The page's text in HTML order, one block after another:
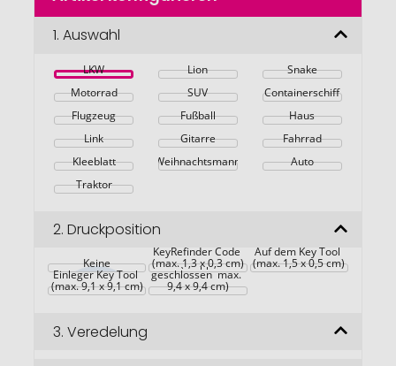
Bildgalerie
1. Auswahl
LKW Lion
Snake
Motorrad
SUV
Containerschiff
Flugzeug
Fußball
Haus
Link
Gitarre
Fahrrad
Kleeblatt
Weihnachtsmann
Auto
Traktor
2. Druckposition
Keine
KeyRefinder Code
(max. 1,3 x 0,3 cm)
Auf dem Key Tool
(max. 1,5 x 0,5 cm)
Einleger Key Tool
(max. 9,1 x 9,1 cm)
Verpackung Key
Tool (Mäppchen
geschlossen  max.
9,4 x 9,4 cm)
3. Veredelung